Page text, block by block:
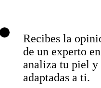
Recibes la
de un experto
analiza tu piel y
adaptadas a ti.